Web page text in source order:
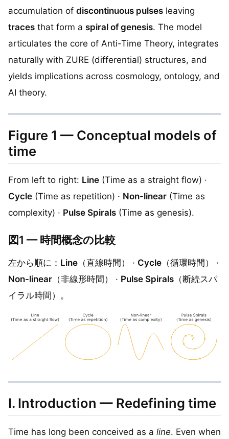
accumulation of discontinuous pulses leaving
traces that form a spiral of genesis. The model
articulates the core of Anti-Time Theory, integrates
naturally with ZURE (differential) structures, and
yields implications across cosmology, ontology, and
AI theory.
Figure 1 — Conceptual models of
time
From left to right: Line (Time as a straight flow) ·
Cycle (Time as repetition) · Non-linear (Time as
complexity) · Pulse Spirals (Time as genesis).
図1 — 時間概念の比較
左から順に： Line （直線時間） · Cycle （循環時間） ·
Non-linear （非線形時間） · Pulse Spirals （断続スパ
イラル時間）。
I. Introduction — Redefining time
Time has long been conceived as a line. Even when